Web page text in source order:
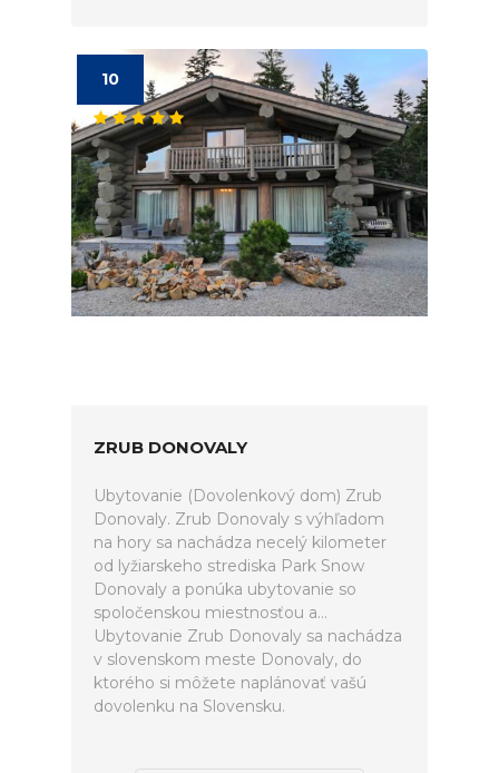
10
ZRUB DONOVALY
Ubytovanie (Dovolenkový dom) Zrub
Donovaly. Zrub Donovaly s výhľadom
na hory sa nachádza necelý kilometer
od lyžiarskeho strediska Park Snow
Donovaly a ponúka ubytovanie so
spoločenskou miestnosťou a...
Ubytovanie Zrub Donovaly sa nachádza
v slovenskom meste Donovaly, do
ktorého si môžete naplánovať vašú
dovolenku na Slovensku.